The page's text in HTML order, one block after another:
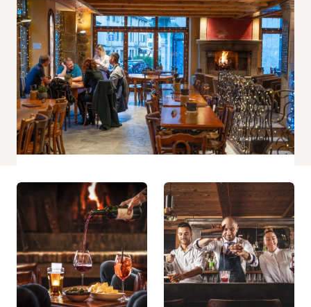
Statistiques
Afin que
nous
puissions
améliorer la
fonctionnalité
et la
structure du
site Web, en
fonction de la
façon dont le
site Web est
Experience
Afin que notre
site Web
fonctionne
aussi bien
que possible
visite. Si vous